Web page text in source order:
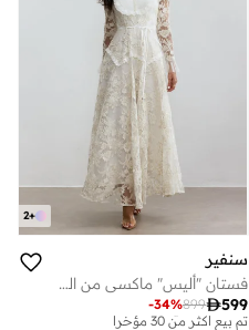
+
2
سنفير
فستان "أليس" ماكسي من الدانتيل بنقشة الزهور وبياقة عالية
599
899
-34%
توصيل مجاني